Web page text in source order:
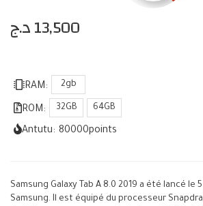
13,500د.ج
RAM: 2gb
ROM: 32GB 64GB
Antutu: 80000points
Samsung Galaxy Tab A 8.0 2019 a été lancé le
Samsung. Il est équipé du processeur